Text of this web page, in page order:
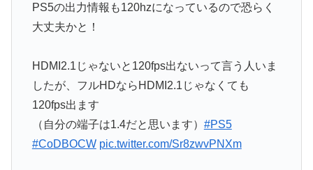
PS5の出力情報も120hzになっているので恐らく
大丈夫かと！
HDMI2.1じゃないと120fps出ないって言う人いま
したが、フルHDならHDMI2.1じゃなくても
120fps出ます
（自分の端子は1.4だと思います） #PS5
#CoDBOCW pic.twitter.com/Sr8zwvPNXm